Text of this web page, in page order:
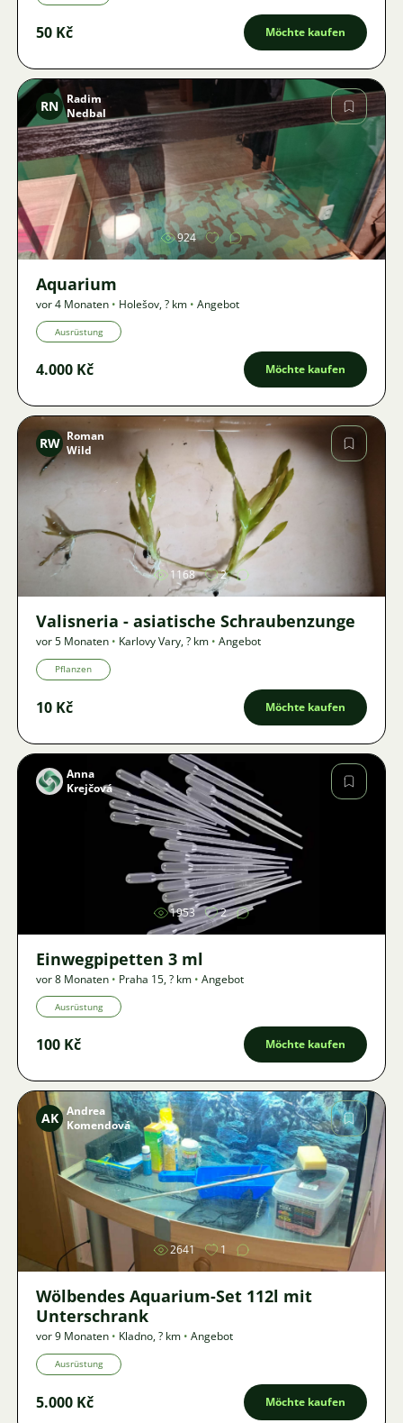
50 Kč Möchte kaufen
Bild
RN Radim
Nedbal
924
Aquarium
vor 4 Monaten • Holešov,? km • Angebot
Ausrüstung
4.000 Kč Möchte kaufen
Bild
RW Roman
Wild
1168 2
Valisneria - asiatische Schraubenzunge
vor 5 Monaten • Karlovy Vary,? km • Angebot
Pflanzen
10 Kč Möchte kaufen
Bild
Anna
Krejčová
1953 2
Einwegpipetten 3 ml
vor 8 Monaten • Praha 15,? km • Angebot
Ausrüstung
100 Kč Möchte kaufen
Bild
AK Andrea
Komendová
2641 1
Wölbendes Aquarium-Set 112l mit
Unterschrank
vor 9 Monaten • Kladno,? km • Angebot
Ausrüstung
5.000 Kč Möchte kaufen